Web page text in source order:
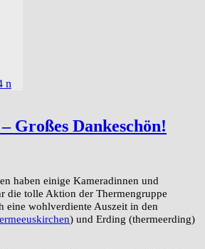
Großes Dankeschön!
haben einige Kameradinnen und
die tolle Aktion der Thermengruppe
eine wohlverdiente Auszeit in den
) und Erding (thermeerding)